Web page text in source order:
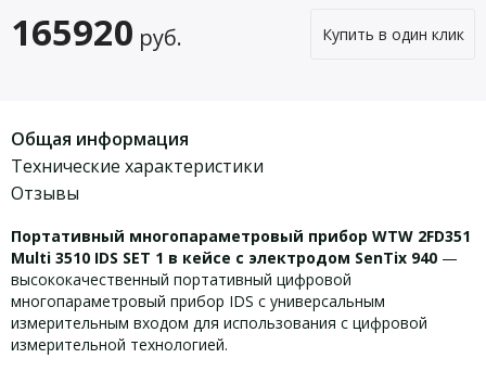
165920 руб. Купить в один клик
Общая информация
Технические характеристики
Отзывы
Портативный многопараметровый прибор WTW 2FD351
Multi 3510 IDS SET 1 в кейсе с электродом SenTix 940 —
высококачественный портативный цифровой
многопараметровый прибор IDS с универсальным
измерительным входом для использования с цифровой
измерительной технологией.